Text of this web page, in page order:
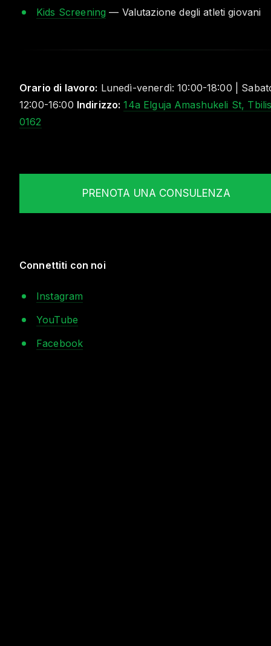
Kids Screening — Valutazione degli atleti giovani
Orario di lavoro: Lunedì-venerdì: 10:00-18:00 |
12:00-16:00 Indirizzo: 14a Elguja Amashukeli St,
0162
PRENOTA UNA CONSULENZA
Connettiti con noi
Instagram
YouTube
Facebook